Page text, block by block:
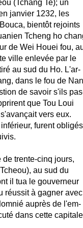
(Tchang Te); un
janvier 1232, les
bientôt rejoints
Tcheng ho
de Wei Houei fou,
ville enlevée par le
au sud du Ho. L'ar-
dans le fou de Nan
de savoir s'ils
que Tou Loui
vers eux.
furent obligés
trente-cinq jours,
au sud du
il tua le gouverneur
réussit à gagner avec
auprès de l'em-
dans cette